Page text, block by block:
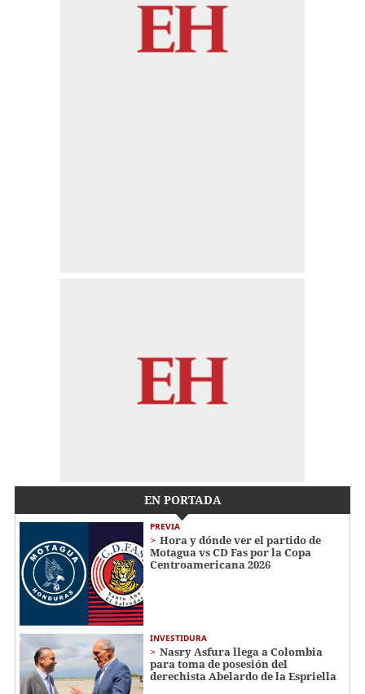
EN PORTADA
PREVIA
Hora y dónde ver el partido de
Motagua vs CD Fas por la Copa
Centroamericana 2026
INVESTIDURA
Nasry Asfura llega a Colombia
para toma de posesión del
derechista Abelardo de la Espriella